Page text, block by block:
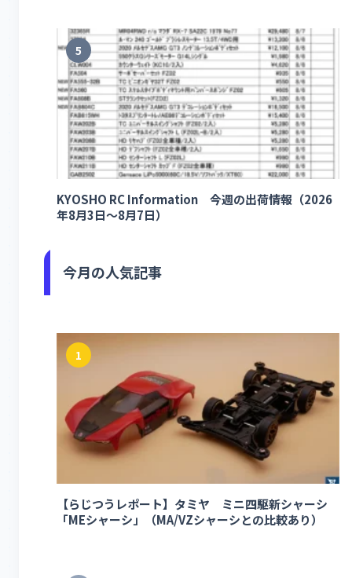
5
KYOSHO RC Information 今週の出荷情報（2026
年8月3日～8月7日）
今月の人気記事
1
【らじつうレポート】タミヤ ミニ四駆新シャーシ
「MEシャーシ」（MA/VZシャーシとの比較あり）